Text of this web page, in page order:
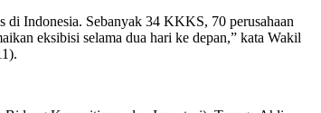
di Indonesia. Sebanyak 34 KKKS, 70 perusahaan
eksibisi selama dua hari ke depan,” kata Wakil